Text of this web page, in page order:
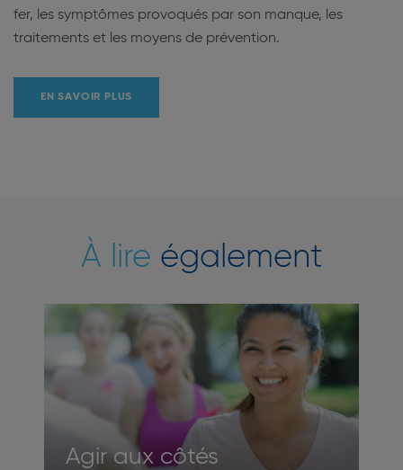
fer, les symptômes provoqués par son manque, les
traitements et les moyens de prévention.
EN SAVOIR PLUS
À lire également
Agir aux côtés